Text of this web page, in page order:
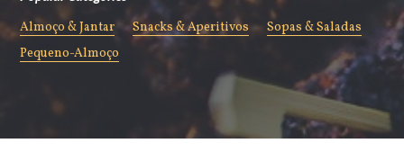
Almoço & Jantar Snacks & Aperitivos
Sopas & Saladas
Pequeno-Almoço